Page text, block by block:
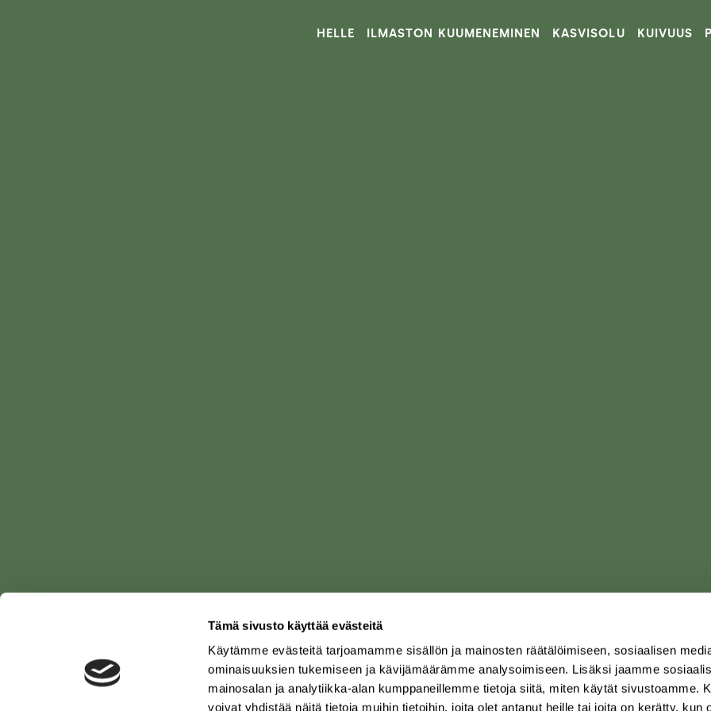
Tämä sivusto käyttää evästeitä
Käytämme evästeitä tarjoamamme sisällön ja mainosten räätälöimiseen, sosiaalisen
ominaisuuksien tukemiseen ja kävijämäärämme analysoimiseen. Lisäksi jaamme
mainosalan ja analytiikka-alan kumppaneillemme tietoja siitä, miten käytät sivustoamme.
voivat yhdistää näitä tietoja muihin tietoihin, joita olet antanut heille tai joita on kerätty, kun
HELLE ILMASTON KUUMENEMINEN KASVISOLU KUIVUUS
SUOMEN
LUONNONSUOJELU­